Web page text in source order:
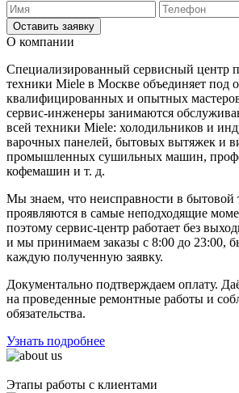
Оставить заявку
О компании
Специализированный сервисный центр
техники Miele в Москве объединяет под
квалифицированных и опытных
сервис-инженеры занимаются
всей техники Miele: холодильников и
варочных панелей, бытовых вытяжек и
промышленных сушильных машин,
кофемашин и т. д.
Мы знаем, что неисправности в бытовой
проявляются в самые неподходящие
поэтому сервис-центр работает без
и мы принимаем заказы с 8:00 до 23:00,
каждую полученную заявку.
Документально подтверждаем оплату.
на проведенные ремонтные работы и
обязательства.
Узнать подробнее
Этапы работы с клиентами